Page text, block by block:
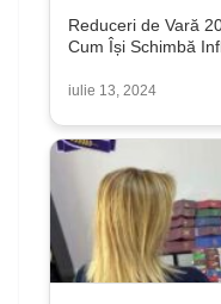
Reduceri de Vară
Cum Își Schimbă
iulie 13, 2024